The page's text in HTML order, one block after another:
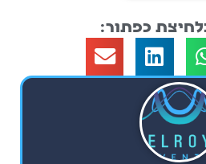
כפתור: